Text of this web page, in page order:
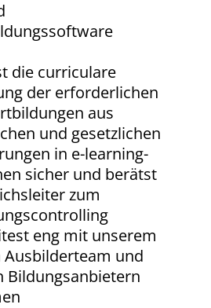
die curriculare
der erforderlichen
aus
und gesetzlichen
in e-learning-
sicher und berätst
zum
eng mit unserem
und
Bildungsanbietern